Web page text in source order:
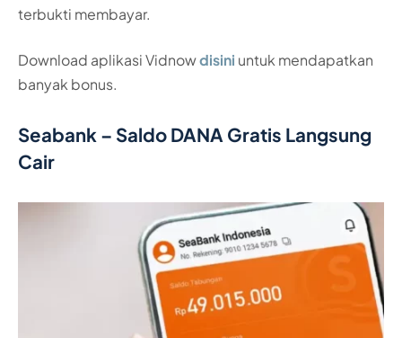
terbukti membayar.
Download aplikasi Vidnowdisini untuk mendapatkan
banyak bonus.
Seabank – Saldo DANA Gratis Langsung
Cair